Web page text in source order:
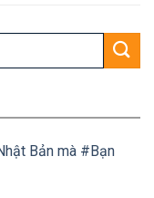
Bản mà #Bạn